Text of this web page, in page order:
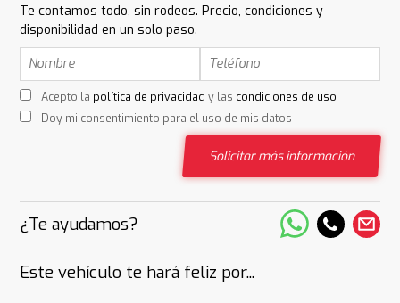
Te contamos todo, sin rodeos. Precio, condiciones y
disponibilidad en un solo paso.
Acepto la política de privacidad y las condiciones de uso
Doy mi consentimiento para el uso de mis datos
Solicitar más información
¿Te ayudamos?
Este vehículo te hará feliz por...